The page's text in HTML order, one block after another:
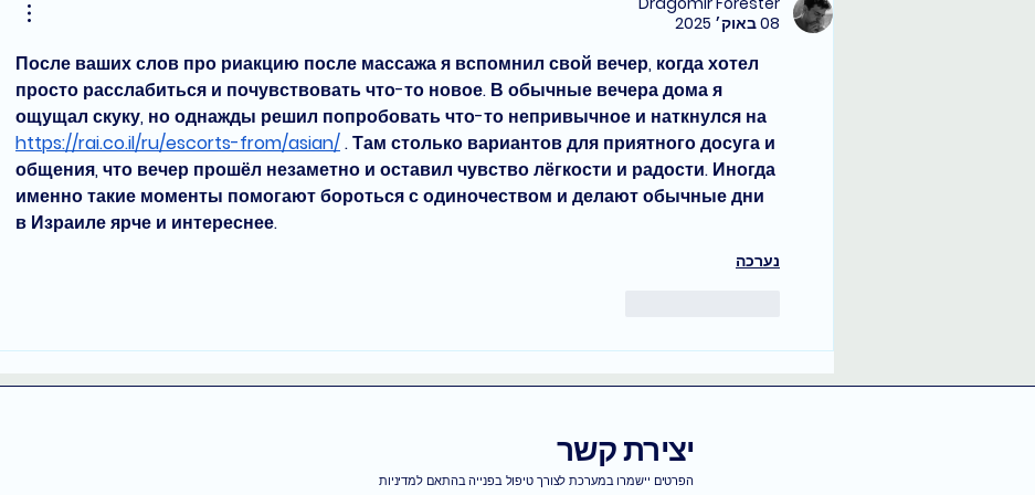
שלך תקועה
08 באוק׳ 2025
После ваших слов про риакцию после массажа я вспомнил свой вечер, когда хотел
просто расслабиться и почувствовать что-то новое. В обычные вечера дома я
ощущал скуку, но однажды решил попробовать что-то непривычное и наткнулся на
https://rai.co.il/ru/escorts-from/asian/ . Там столько вариантов для приятного досуга и
общения, что вечер прошёл незаметно и оставил чувство лёгкости и радости. Иногда
именно такие моменты помогают бороться с одиночеством и делают обычные дни
в Израиле ярче и интереснее.
נערכה
יצירת קשר
הפרטים יישמרו במערכת לצורך טיפול בפנייה בהתאם למדיניות